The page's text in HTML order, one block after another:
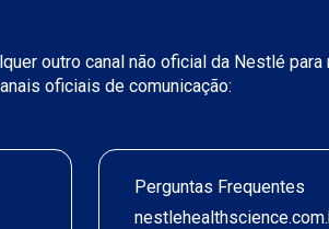
outro canal não oficial da Nestlé
oficiais de comunicação:
Perguntas Frequentes